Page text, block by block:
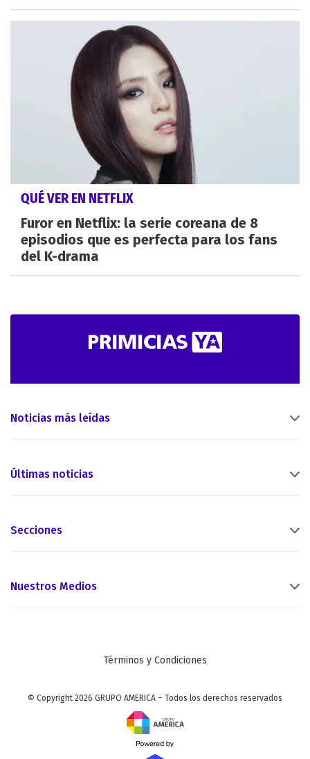
QUÉ VER EN NETFLIX
Furor en Netflix: la serie coreana de 8
episodios que es perfecta para los fans
del K-drama
Noticias más leídas
Últimas noticias
Secciones
Nuestros Medios
Términos y Condiciones
© Copyright 2026 GRUPO AMERICA – Todos los derechos reservados